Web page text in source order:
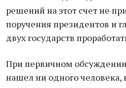
решений на этот счет не
поручения президентов и
двух государств
При первичном
нашел ни одного